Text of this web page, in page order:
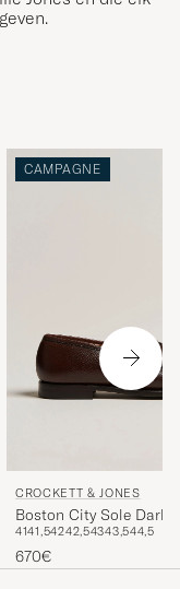
CAMPAGNE
CROCKETT & JONES
Boston City Sole Dark
4141,54242,54343,544,5
670€